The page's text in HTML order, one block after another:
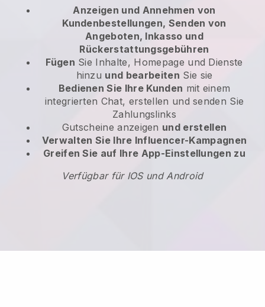
Anzeigen und Annehmen von
Kundenbestellungen, Senden von
Angeboten, Inkasso und
Rückerstattungsgebühren
Fügen Sie Inhalte, Homepage und Dienste
hinzu und bearbeiten Sie sie
Bedienen Sie Ihre Kunden mit einem
integrierten Chat, erstellen und senden Sie
Zahlungslinks
Gutscheine anzeigen und erstellen
Verwalten Sie Ihre Influencer-Kampagnen
Greifen Sie auf Ihre App-Einstellungen zu
Verfügbar für IOS und Android